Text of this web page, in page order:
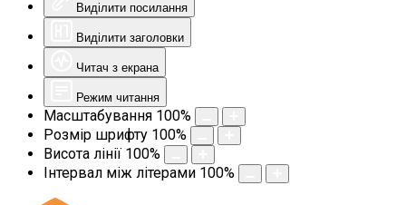
Виділити посилання
Виділити заголовки
Читач з екрана
Режим читання
Масштабування 100%
Розмір шрифту 100%
Висота лінії 100%
Інтервал між літерами 100%